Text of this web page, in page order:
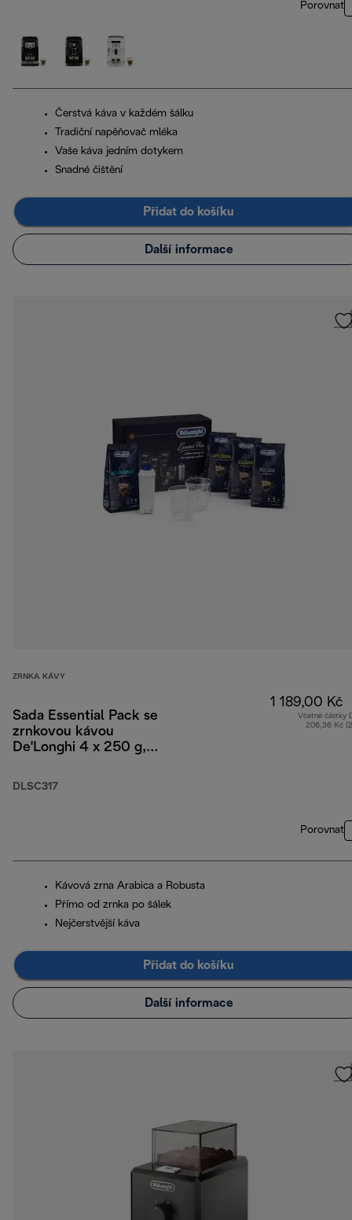
Porovnat
Čerstvá káva v každém šálku
Tradiční napěňovač mléka
Vaše káva jedním dotykem
Snadné čištění
Přidat do košíku
Další informace
ZRNKA KÁVY
Sada Essential Pack se
zrnkovou kávou
De'Longhi 4 x 250 g,
Cappuccino a vodním
DLSC317
1 189,00 Kč
Včetně částky
206,36 Kč
Porovnat
Kávová zrna Arabica a Robusta
Přímo od zrnka po šálek
Nejčerstvější káva
Přidat do košíku
Další informace